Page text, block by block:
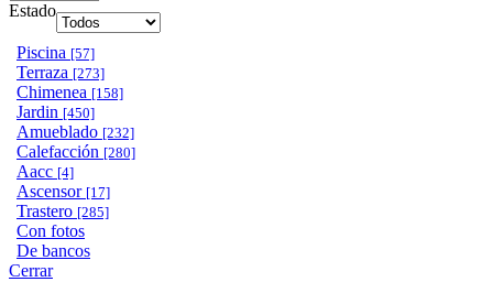
Estado
Piscina [57]
Terraza [273]
Chimenea [158]
Jardin [450]
Amueblado [232]
Calefacción [280]
Aacc [4]
Ascensor [17]
Trastero [285]
Con fotos
De bancos
Cerrar